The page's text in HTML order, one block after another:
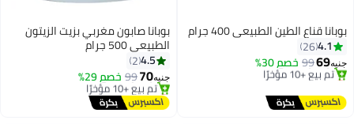
بوبانا قناع الطين الطبيعي 400 جرام
4.1
26
جنيه69
99 خصم 30%
أقل سعر في 30 يوم
توصيل مجاني
تم بيع +10 مؤخرًا
أقل سعر في 30 يوم
بوبانا صابون مغربي بزيت الزيتون
الطبيعي 500 جرام
4.5
2
جنيه70
99 خصم 29%
أقل سعر في 7 يوم
توصيل مجاني
تم بيع +10 مؤخرًا